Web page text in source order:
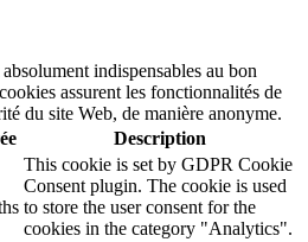
indispensables au bon
assurent les fonctionnalités de
du site Web, de manière anonyme.
Description
This cookie is set by GDPR Cookie
Consent plugin. The cookie is used
to store the user consent for the
cookies in the category "Analytics".